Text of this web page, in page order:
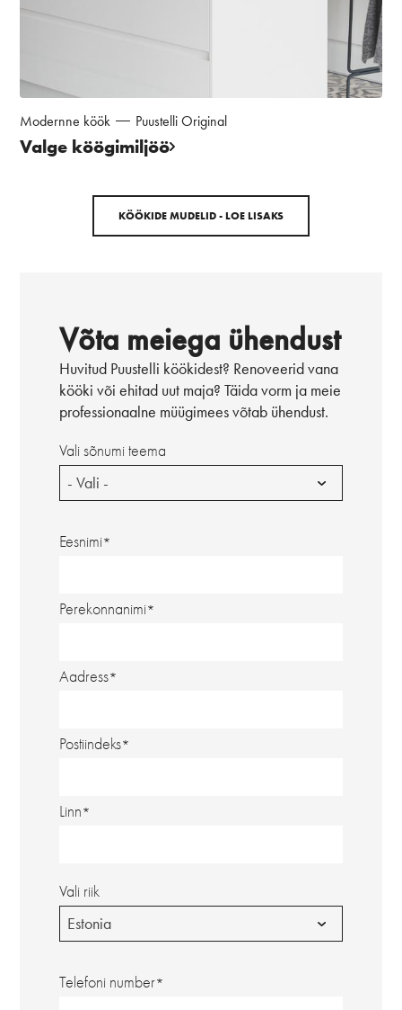
Modernne köök Puustelli Original
Valge köögimiljöö
KÖÖKIDE MUDELID - LOE LISAKS
Võta meiega ühendust
Huvitud Puustelli köökidest? Renoveerid vana
kööki või ehitad uut maja? Täida vorm ja meie
professionaalne müügimees võtab ühendust.
Vali sõnumi teema
- Vali -
Eesnimi
Perekonnanimi
Aadress
Postiindeks
Linn
Vali riik
Estonia
Telefoni number